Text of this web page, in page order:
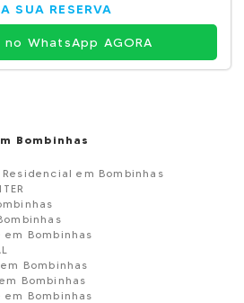
SUA RESERVA
no WhatsApp AGORA
Bombinhas
em Bombinhas
Bombinhas
Bombinhas
Bombinhas
em Bombinhas